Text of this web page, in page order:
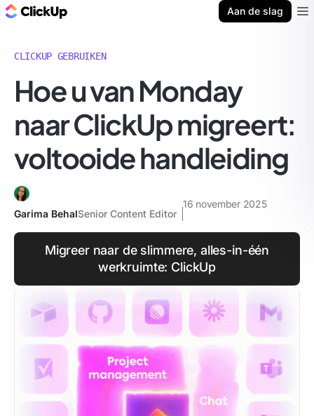
Aan de slag
CLICKUP GEBRUIKEN
Hoe u van Monday
naar ClickUp migreert:
voltooide handleiding
Garima BehalSenior Content Editor
16 november 2025
Migreer naar de slimmere, alles-in-één
werkruimte: ClickUp